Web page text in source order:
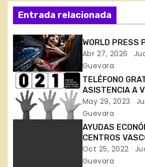
v
e
g
a
c
i
Entrada relacionada
WORLD PRESS
Abr 27, 2026
Guevara
TELÉFONO
ASISTENCIA A
May 29, 2023
Guevara
AYUDAS
CENTROS
ATENDER
ASISTENCIALES
Oct 25, 2022
Guevara